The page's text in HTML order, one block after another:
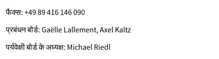
फैक्स: +49 89 416 146 090
प्रबंधन बोर्ड: Gaëlle Lallement, Axel Kaltz
पर्यवेक्षी बोर्ड के अध्यक्ष: Michael Riedl